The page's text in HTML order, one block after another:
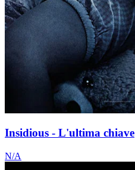
Insidious - L'ultima chiave
N/A